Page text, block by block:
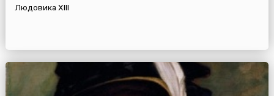
Людовика XIII